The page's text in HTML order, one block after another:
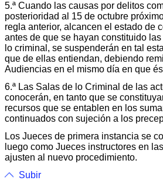
5.ª Cuando las causas por delitos
posterioridad al 15 de octubre
regla anterior, alcancen el estado de
antes de que se hayan constituido
lo criminal, se suspenderán en tal
que de ellas entiendan, debiendo
Audiencias en el mismo día en que
6.ª Las Salas de lo Criminal de las
conocerán, en tanto que se
recursos que se entablen en los
continuados con sujeción a los
Los Jueces de primera instancia se
luego como Jueces instructores en
ajusten al nuevo procedimiento.
Subir